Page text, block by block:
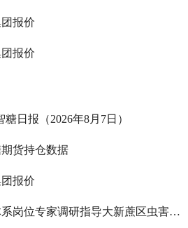
报价
报价
糖日报（2026年8月7日）
期货持仓数据
报价
国家糖料产业技术体系岗位专家调研指导大新蔗区虫害防治